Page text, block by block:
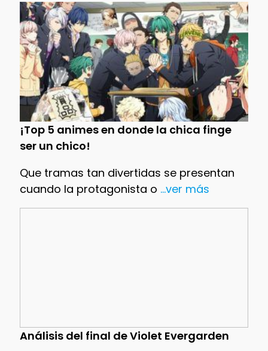
¡Top 5 animes en donde la chica finge
ser un chico!
Que tramas tan divertidas se presentan
cuando la protagonista o ...ver más
Análisis del final de Violet Evergarden